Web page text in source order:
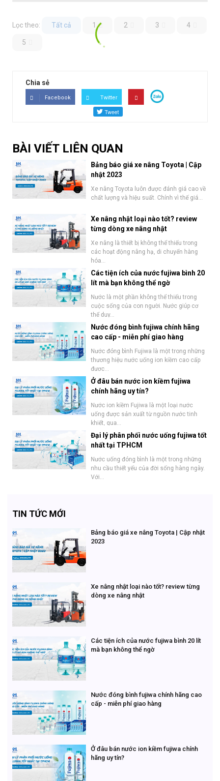
Lọc theo: Tất cả 1 2 3 4
5
Chia sẻ
Facebook Twitter
BÀI VIẾT LIÊN QUAN
Bảng báo giá xe nâng Toyota | Cập
nhật 2023
Xe nâng Toyota luôn được đánh giá cao về
chất lượng và hiệu suất. Chính vì thế giá...
Xe nâng nhật loại nào tốt? review
từng dòng xe nâng nhật
Xe nâng là thiết bị không thể thiếu trong
các hoạt động nâng hạ, di chuyển hàng
hóa...
Các tiện ích của nước fujiwa bình 20
lít mà bạn không thể ngờ
Nước là một phần không thể thiếu trong
cuộc sống của con người. Nước giúp cơ
thể duy...
Nước đóng bình fujiwa chính hãng
cao cấp - miễn phí giao hàng
Nước đóng bình Fujiwa là một trong những
thương hiệu nước uống ion kiềm cao cấp
được...
Ở đâu bán nước ion kiềm fujiwa
chính hãng uy tín?
Nước ion kiềm Fujiwa là một loại nước
uống được sản xuất từ nguồn nước tinh
khiết, qua...
Đại lý phân phối nước uống fujiwa tốt
nhất tại TPHCM
Nước uống đóng bình là một trong những
nhu cầu thiết yếu của đời sống hàng ngày.
Với...
TIN TỨC MỚI
Bảng báo giá xe nâng Toyota | Cập nhật
2023
Xe nâng nhật loại nào tốt? review từng
dòng xe nâng nhật
Các tiện ích của nước fujiwa bình 20 lít
mà bạn không thể ngờ
Nước đóng bình fujiwa chính hãng cao
cấp - miễn phí giao hàng
Ở đâu bán nước ion kiềm fujiwa chính
hãng uy tín?